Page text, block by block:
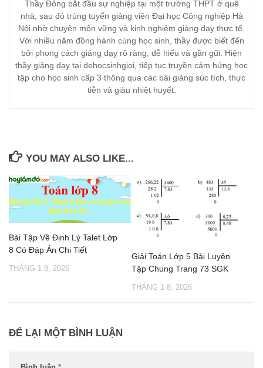
Thầy Đông bắt đầu sự nghiệp tại một trường THPT ở quê
nhà, sau đó trúng tuyển giảng viên Đại học Công nghiệp Hà
Nội nhờ chuyên môn vững và kinh nghiệm giảng dạy thực tế.
Với nhiều năm đồng hành cùng học sinh, thầy được biết đến
bởi phong cách giảng dạy rõ ràng, dễ hiểu và gần gũi. Hiện
thầy giảng dạy tại dehocsinhgioi, tiếp tục truyền cảm hứng học
tập cho học sinh cấp 3 thông qua các bài giảng súc tích, thực
tiễn và giàu nhiệt huyết.
YOU MAY ALSO LIKE...
Bài Tập Về Định Lý Talet Lớp
8 Có Đáp Án Chi Tiết
THÁNG 1 8, 2026
Giải Toán Lớp 5 Bài Luyện
Tập Chung Trang 73 SGK
THÁNG 1 8, 2026
ĐỂ LẠI MỘT BÌNH LUẬN